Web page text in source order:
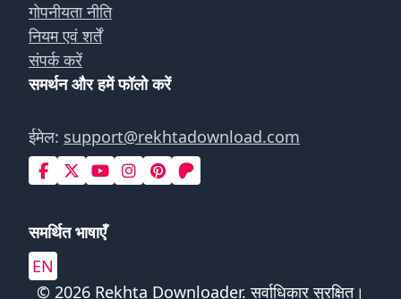
गोपनीयता नीति
नियम एवं शर्तें
संपर्क करें
समर्थन और हमें फॉलो करें
ईमेल: support@rekhtadownload.com
समर्थित भाषाएँ
EN
© 2026 Rekhta Downloader. सर्वाधिकार सुरक्षित।